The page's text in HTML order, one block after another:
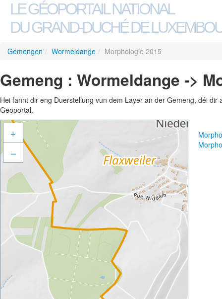
LE GÉOPORTAIL NATIONAL
DU GRAND-DUCHÉ DE
Gemengen / Wormeldange / Morphologie 2015
Gemeng : Wormeldange ->
Hei fannt dir eng Duerstellung vun dem Layer an der Gemeng, déi
Geoportal.
+
–